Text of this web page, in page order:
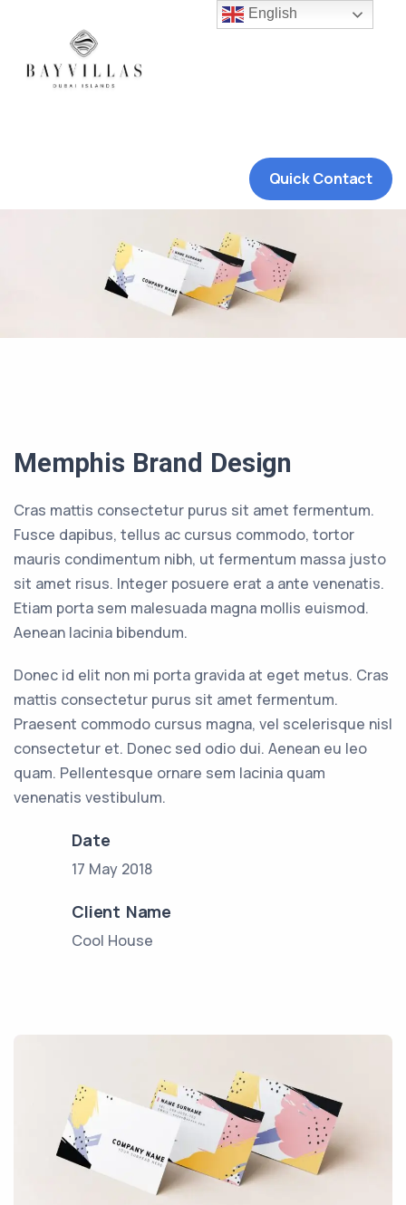
Quick Contact
Memphis Brand Design
Cras mattis consectetur purus sit amet fermentum.
Fusce dapibus, tellus ac cursus commodo, tortor
mauris condimentum nibh, ut fermentum massa justo
sit amet risus. Integer posuere erat a ante venenatis.
Etiam porta sem malesuada magna mollis euismod.
Aenean lacinia bibendum.
Donec id elit non mi porta gravida at eget metus. Cras
mattis consectetur purus sit amet fermentum.
Praesent commodo cursus magna, vel scelerisque nisl
consectetur et. Donec sed odio dui. Aenean eu leo
quam. Pellentesque ornare sem lacinia quam
venenatis vestibulum.
Date
17 May 2018
Client Name
Cool House
English